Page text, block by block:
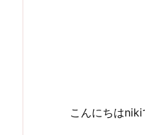
こんにちはniki